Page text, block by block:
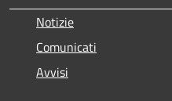
Notizie
Comunicati
Avvisi